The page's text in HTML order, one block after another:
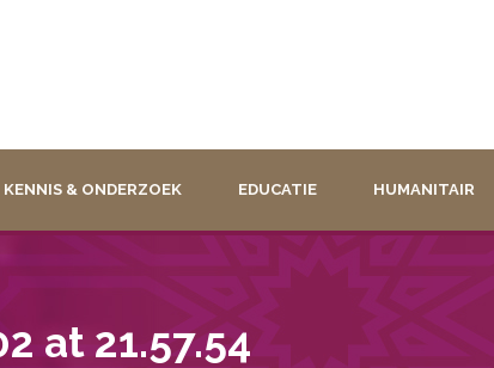
KENNIS & ONDERZOEK EDUCATIE HUMANITAIR
at 21.57.54